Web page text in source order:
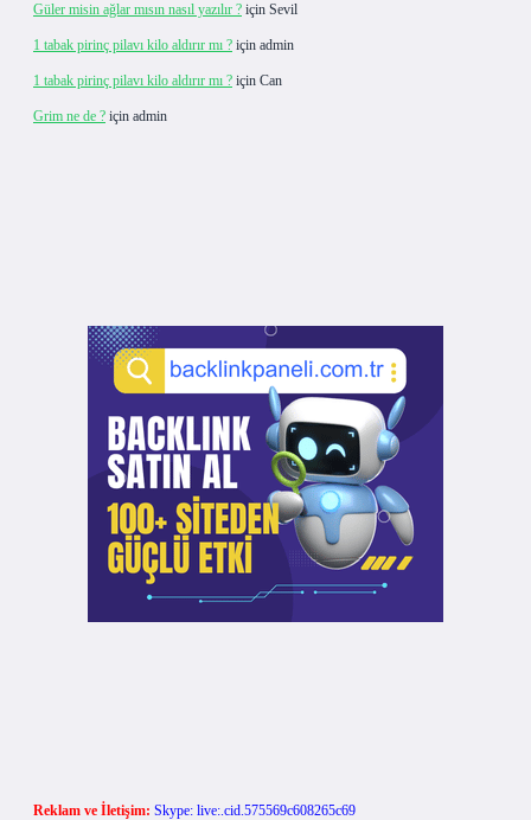
Güler misin ağlar mısın nasıl yazılır ? için Sevil
1 tabak pirinç pilavı kilo aldırır mı ? için admin
1 tabak pirinç pilavı kilo aldırır mı ? için Can
Grim ne de ? için admin
Reklam ve İletişim: Skype: live:.cid.575569c608265c69